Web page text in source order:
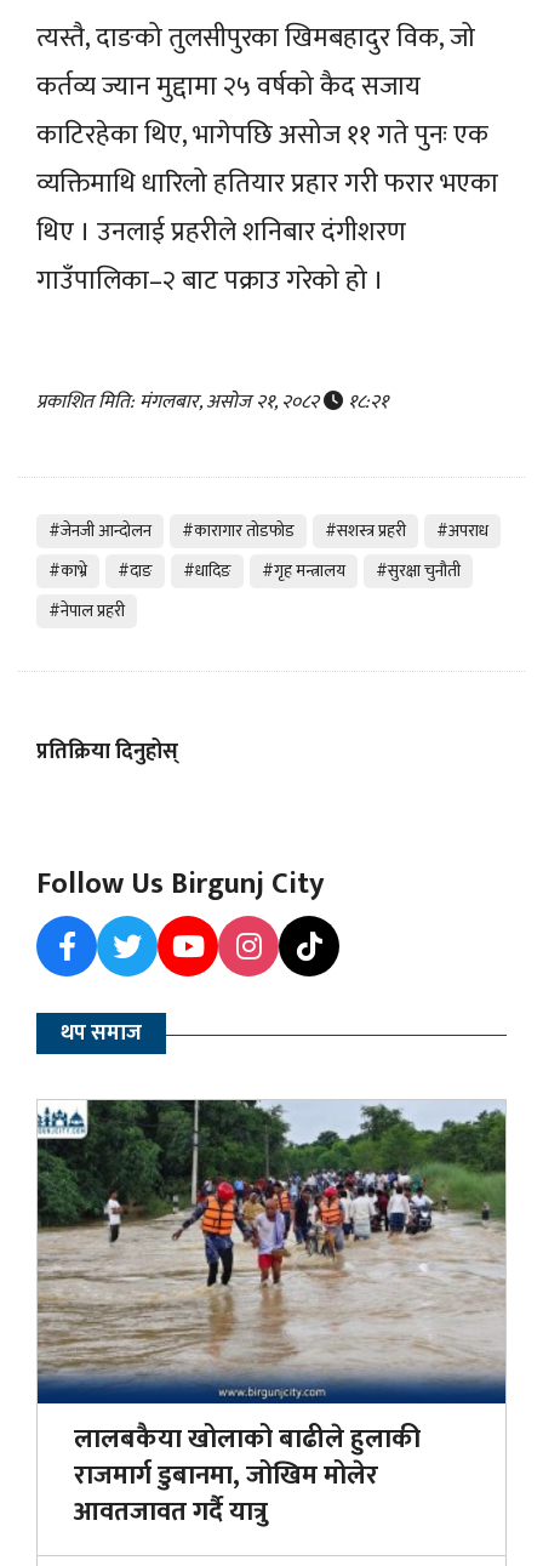
त्यस्तै, दाङको तुलसीपुरका खिमबहादुर विक, जो
कर्तव्य ज्यान मुद्दामा २५ वर्षको कैद सजाय
काटिरहेका थिए, भागेपछि असोज ११ गते पुनः एक
व्यक्तिमाथि धारिलो हतियार प्रहार गरी फरार भएका
थिए । उनलाई प्रहरीले शनिबार दंगीशरण
गाउँपालिका–२ बाट पक्राउ गरेको हो ।
प्रकाशित मिति: मंगलबार, असोज २१, २०८२ १८:२१
#जेनजी आन्दोलन #कारागार तोडफोड #सशस्त्र प्रहरी
#अपराध
#काभ्रे
#दाङ #धादिङ #गृह मन्त्रालय
#सुरक्षा चुनौती
#नेपाल प्रहरी
प्रतिक्रिया दिनुहोस्
Follow Us Birgunj City
थप समाज
लालबकैया खोलाको बाढीले हुलाकी
राजमार्ग डुबानमा, जोखिम मोलेर
आवतजावत गर्दै यात्रु